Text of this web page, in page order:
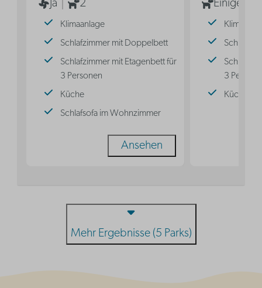
Ja 2
Klimaanlage
Schlafzimmer mit Doppelbett
Schlafzimmer mit Etagenbett für
3 Personen
Küche
Schlafsofa im Wohnzimmer
Ansehen
Einige
3
Küche
Mehr Ergebnisse (5 Parks)